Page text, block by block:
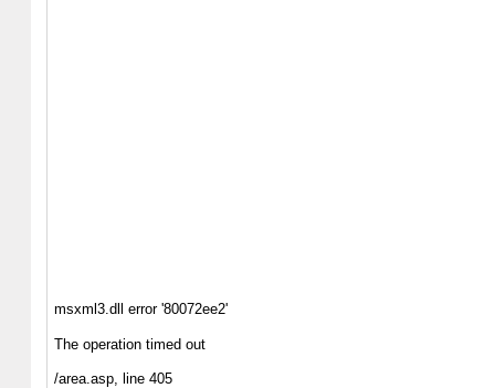
msxml3.dll error '80072ee2'
The operation timed out
/area.asp, line 405